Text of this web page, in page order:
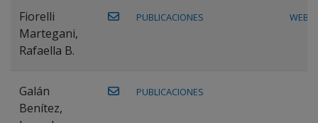
Fiorelli
Martegani,
Rafaella B.
PUBLICACIONES WEB
Galán
Benítez,
PUBLICACIONES